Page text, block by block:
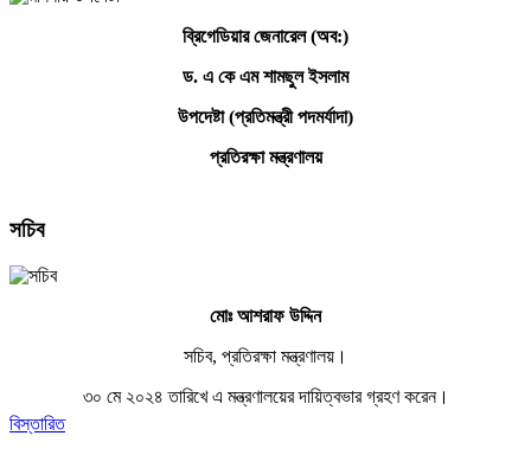
ব্রিগেডিয়ার জেনারেল (অব:)
ড. এ কে এম শামছুল ইসলাম
উপদেষ্টা (প্রতিমন্ত্রী পদমর্যাদা)
প্রতিরক্ষা মন্ত্রণালয়
সচিব
মোঃ আশরাফ উদ্দিন
সচিব, প্রতিরক্ষা মন্ত্রণালয়।
৩০ মে ২০২৪ তারিখে এ মন্ত্রণালয়ের দায়িত্বভার গ্রহণ করেন।
বিস্তারিত